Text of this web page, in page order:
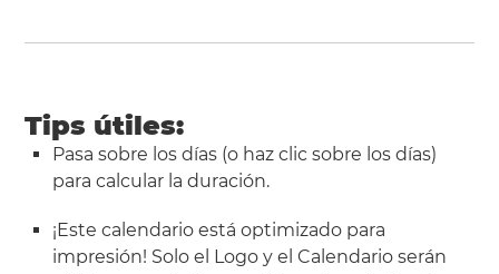
Tips útiles:
Pasa sobre los días (o haz clic sobre los días)
para calcular la duración.
¡Este calendario está optimizado para
impresión! Solo el Logo y el Calendario serán